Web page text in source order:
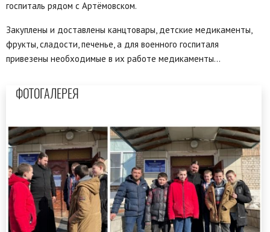
госпиталь рядом с Артёмовском.
Закуплены и доставлены канцтовары, детские медикаменты,
фрукты, сладости, печенье, а для военного госпиталя
привезены необходимые в их работе медикаменты…
ФОТОГАЛЕРЕЯ